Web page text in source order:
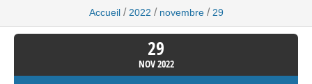
Accueil / 2022 / novembre / 29
29
NOV2022